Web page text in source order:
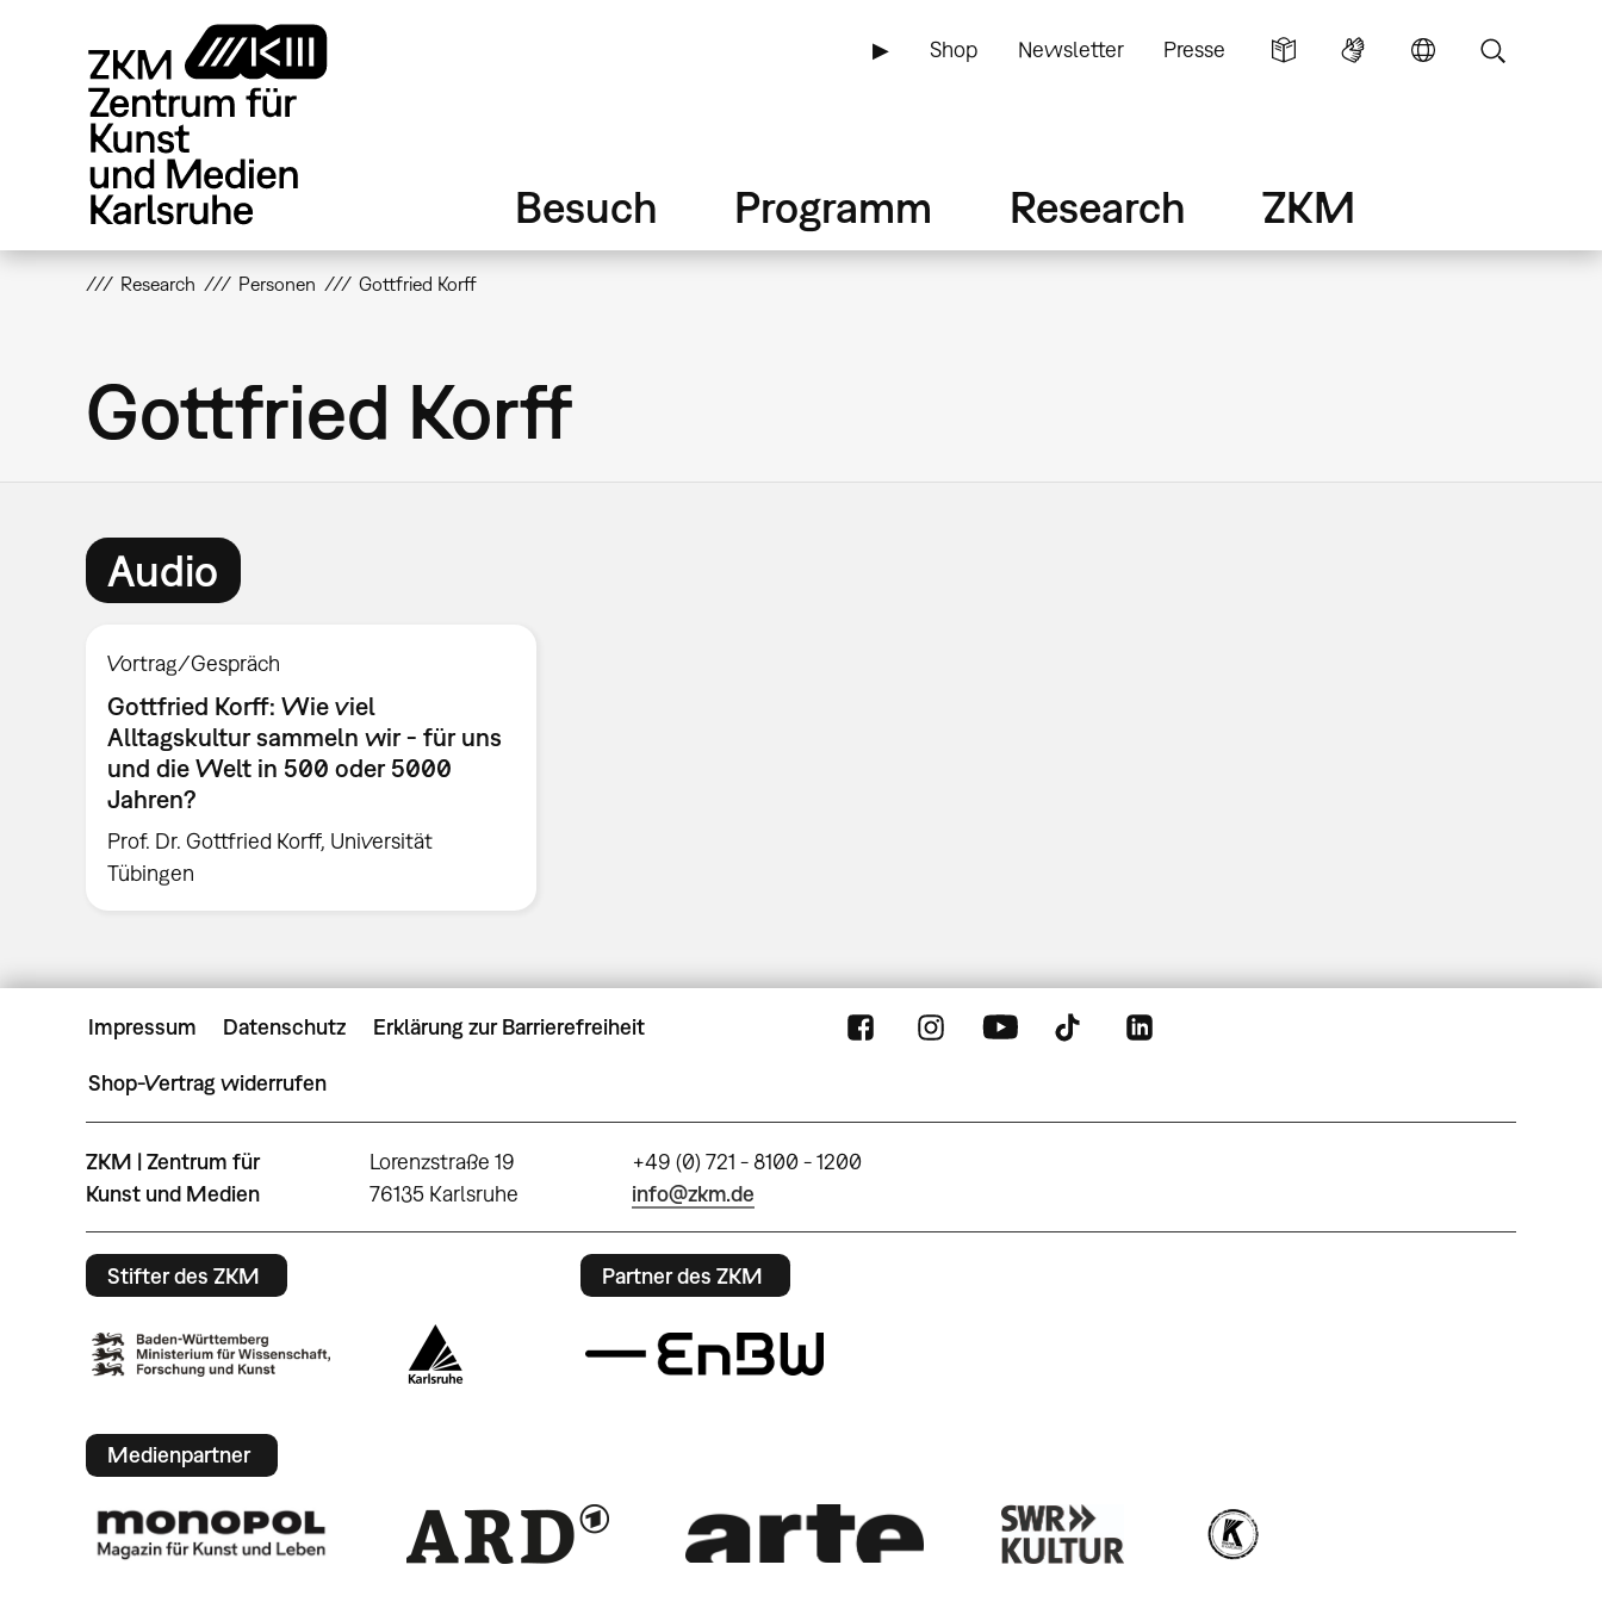
▶ Shop Newsletter Presse
Besuch Programm Research ZKM
Research Personen Gottfried Korff
Gottfried Korff
Audio
Vortrag/Gespräch
Gottfried Korff: Wie viel
Alltagskultur sammeln wir - für uns
und die Welt in 500 oder 5000
Jahren?
Prof. Dr. Gottfried Korff, Universität
Tübingen
Impressum Datenschutz Erklärung zur Barrierefreiheit
Shop-Vertrag widerrufen
ZKM | Zentrum für
Kunst und Medien
Lorenzstraße 19
76135 Karlsruhe
+49 (0) 721 - 8100 - 1200
info@zkm.de
Stifter des ZKM Partner des ZKM
Medienpartner